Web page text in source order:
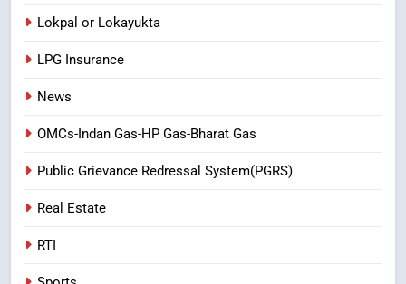
Lokpal or Lokayukta
LPG Insurance
News
OMCs-Indan Gas-HP Gas-Bharat Gas
Public Grievance Redressal System(PGRS)
Real Estate
RTI